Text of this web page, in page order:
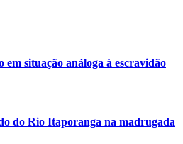
situação análoga à escravidão
do Rio Itaporanga na madrugada